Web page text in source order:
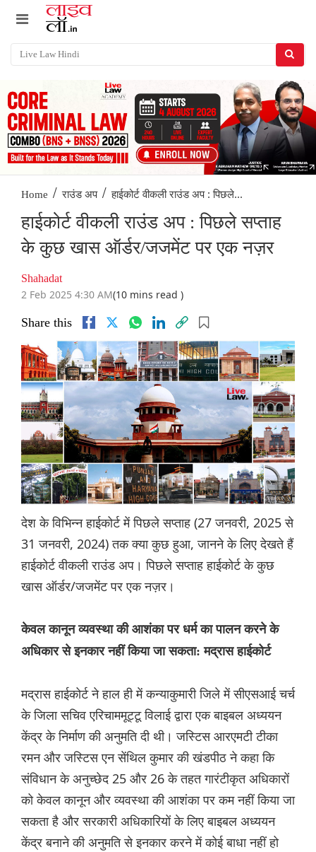
Home / राउंड अप / हाईकोर्ट वीकली राउंड अप : पिछले...
हाईकोर्ट वीकली राउंड अप : पिछले सप्ताह
के कुछ खास ऑर्डर/जजमेंट पर एक नज़र
Shahadat
2 Feb 2025 4:30 AM(10 mins read )
Share this
देश के विभिन्न हाईकोर्ट में पिछले सप्ताह (27 जनवरी, 2025 से
31 जनवरी, 2024) तक क्या कुछ हुआ, जानने के लिए देखते हैं
हाईकोर्ट वीकली राउंड अप। पिछले सप्ताह हाईकोर्ट के कुछ
खास ऑर्डर/जजमेंट पर एक नज़र।
केवल कानून व्यवस्था की आशंका पर धर्म का पालन करने के
अधिकार से इनकार नहीं किया जा सकता: मद्रास हाईकोर्ट
मद्रास हाईकोर्ट ने हाल ही में कन्याकुमारी जिले में सीएसआई चर्च
के जिला सचिव एरिचाममूट्टू विलाई द्वारा एक बाइबल अध्ययन
केंद्र के निर्माण की अनुमति दी थी। जस्टिस आरएमटी टीका
रमन और जस्टिस एन सेंथिल कुमार की खंडपीठ ने कहा कि
संविधान के अनुच्छेद 25 और 26 के तहत गारंटीकृत अधिकारों
को केवल कानून और व्यवस्था की आशंका पर कम नहीं किया जा
सकता है और सरकारी अधिकारियों के लिए बाइबल अध्ययन
केंद्र बनाने की अनुमति से इनकार करने में कोई बाधा नहीं हो